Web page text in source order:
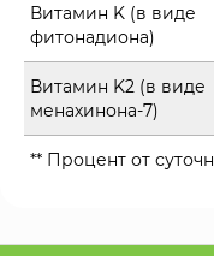
Витамин K (в виде
фитонадиона)
Витамин K2 (в виде
менахинона-7)
** Процент от